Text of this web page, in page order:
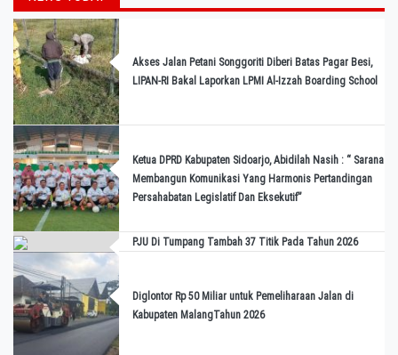
Akses Jalan Petani Songgoriti Diberi Batas Pagar Besi,
LIPAN-RI Bakal Laporkan LPMI Al-Izzah Boarding School
Ketua DPRD Kabupaten Sidoarjo, Abidilah Nasih : “ Sarana
Membangun Komunikasi Yang Harmonis Pertandingan
Persahabatan Legislatif Dan Eksekutif”
PJU Di Tumpang Tambah 37 Titik Pada Tahun 2026
Diglontor Rp 50 Miliar untuk Pemeliharaan Jalan di
Kabupaten MalangTahun 2026